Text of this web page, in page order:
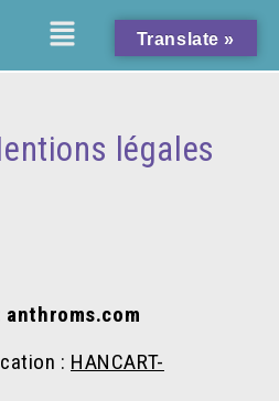
légales
anthroms.com
: HANCART-
Translate »